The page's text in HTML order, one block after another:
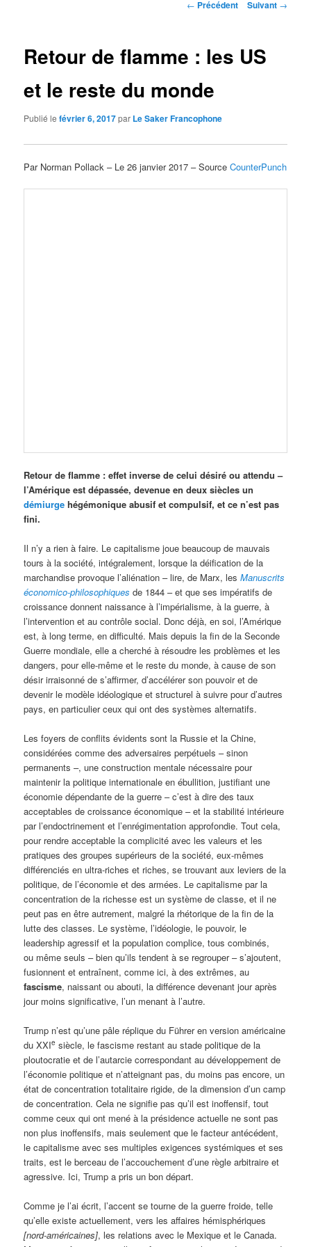
Navigation
← Précédent Suivant →
Retour de flamme : les US
et le reste du monde
Publié lefévrier 6, 2017par Le Saker Francophone
Par Norman Pollack – Le 26 janvier 2017 – SourceCounterPunch
Retour de flamme : effet inverse de celui désiré ou attendu –
l’Amérique est dépassée, devenue en deux siècles un
démiurge hégémonique abusif et compulsif, et ce n’est pas
fini.
Il n’y a rien à faire. Le capitalisme joue beaucoup de mauvais
tours à la société, intégralement, lorsque la déification de la
marchandise provoque l’aliénation – lire, de Marx, lesManuscrits
économico-philosophiques de 1844 – et que ses impératifs de
croissance donnent naissance à l’impérialisme, à la guerre, à
l’intervention et au contrôle social. Donc déjà, en soi, l’Amérique
est, à long terme, en difficulté. Mais depuis la fin de la Seconde
Guerre mondiale, elle a cherché à résoudre les problèmes et les
dangers, pour elle-même et le reste du monde, à cause de son
désir irraisonné de s’affirmer, d’accélérer son pouvoir et de
devenir le modèle idéologique et structurel à suivre pour d’autres
pays, en particulier ceux qui ont des systèmes alternatifs.
Les foyers de conflits évidents sont la Russie et la Chine,
considérées comme des adversaires perpétuels – sinon
permanents –, une construction mentale nécessaire pour
maintenir la politique internationale en ébullition, justifiant une
économie dépendante de la guerre – c’est à dire des taux
acceptables de croissance économique – et la stabilité intérieure
par l’endoctrinement et l’enrégimentation approfondie. Tout cela,
pour rendre acceptable la complicité avec les valeurs et les
pratiques des groupes supérieurs de la société, eux-mêmes
différenciés en ultra-riches et riches, se trouvant aux leviers de la
politique, de l’économie et des armées. Le capitalisme par la
concentration de la richesse est un système de classe, et il ne
peut pas en être autrement, malgré la rhétorique de la fin de la
lutte des classes. Le système, l’idéologie, le pouvoir, le
leadership agressif et la population complice, tous combinés,
ou même seuls – bien qu’ils tendent à se regrouper – s’ajoutent,
fusionnent et entraînent, comme ici, à des extrêmes, au
fascisme, naissant ou abouti, la différence devenant jour après
jour moins significative, l’un menant à l’autre.
Trump n’est qu’une pâle réplique du Führer en version américaine
du XXIe siècle, le fascisme restant au stade politique de la
ploutocratie et de l’autarcie correspondant au développement de
l’économie politique et n’atteignant pas, du moins pas encore, un
état de concentration totalitaire rigide, de la dimension d’un camp
de concentration. Cela ne signifie pas qu’il est inoffensif, tout
comme ceux qui ont mené à la présidence actuelle ne sont pas
non plus inoffensifs, mais seulement que le facteur antécédent,
le capitalisme avec ses multiples exigences systémiques et ses
traits, est le berceau de l’accouchement d’une règle arbitraire et
agressive. Ici, Trump a pris un bon départ.
Comme je l’ai écrit, l’accent se tourne de la guerre froide, telle
qu’elle existe actuellement, vers les affaires hémisphériques
[nord-américaines], les relations avec le Mexique et le Canada.